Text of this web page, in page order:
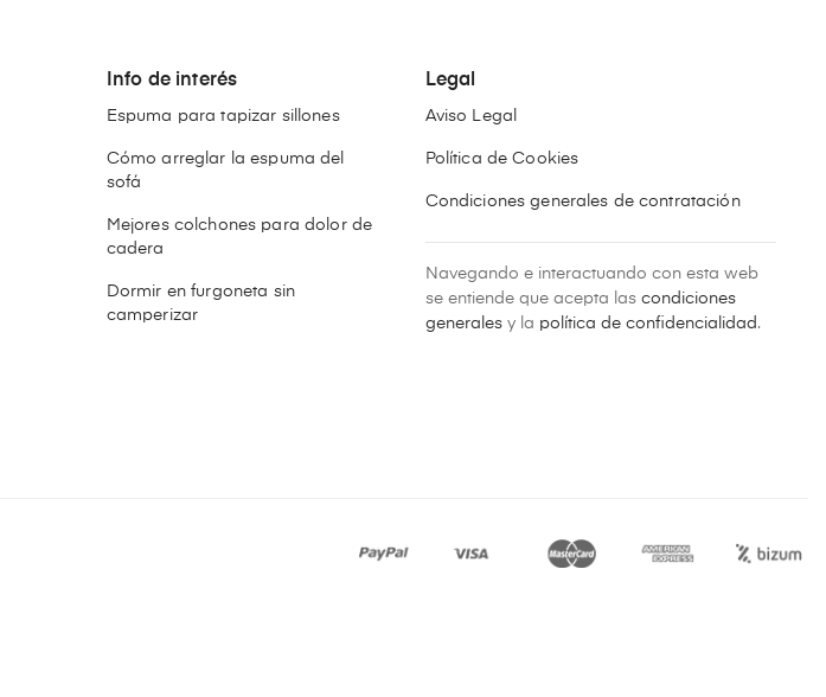
Info de interés
Espuma para tapizar sillones
Cómo arreglar la espuma del
sofá
Mejores colchones para dolor de
cadera
Dormir en furgoneta sin
camperizar
Legal
Aviso Legal
Política de Cookies
Condiciones generales de contratación
Navegando e interactuando con esta web
se entiende que acepta las condiciones
generalesy la política de confidencialidad .